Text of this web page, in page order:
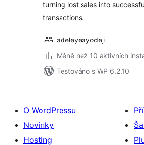
turning lost sales into
transactions.
adeleyeayodeji
Méně než 10 aktivních
Testováno s WP 6.2.10
O WordPressu
Novinky
Hosting